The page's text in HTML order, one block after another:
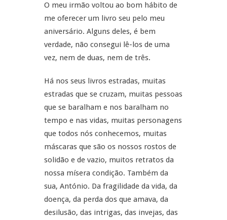
Barrelas Summer Fest em Vila
O meu irmão voltou ao bom hábito de
me oferecer um livro seu pelo meu
aniversário. Alguns deles, é bem
verdade, não consegui lê-los de uma
vez, nem de duas, nem de três.
Há nos seus livros estradas, muitas
estradas que se cruzam, muitas pessoas
que se baralham e nos baralham no
tempo e nas vidas, muitas personagens
que todos nós conhecemos, muitas
máscaras que são os nossos rostos de
solidão e de vazio, muitos retratos da
nossa mísera condição. Também da
sua, António. Da fragilidade da vida, da
doença, da perda dos que amava, da
desilusão, das intrigas, das invejas, das